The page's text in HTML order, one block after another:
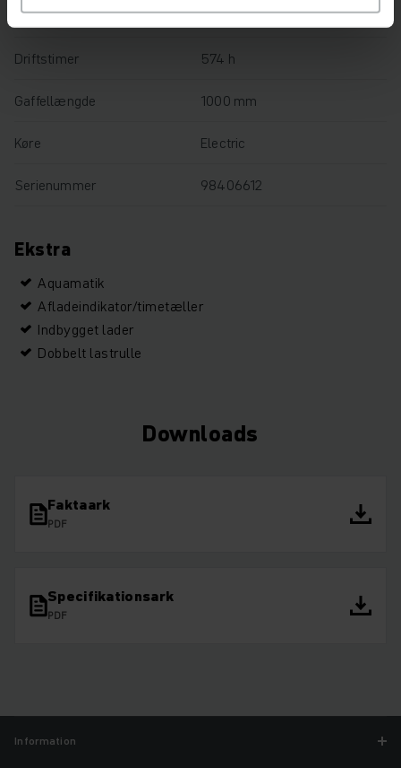
Lastkapacitet 1800 kg
Driftstimer 574 h
Gaffellængde 1000 mm
Køre Electric
Serienummer 98406612
Ekstra
Aquamatik
Afladeindikator/timetæller
Indbygget lader
Dobbelt lastrulle
Downloads
Faktaark
PDF
Specifikationsark
PDF
Information